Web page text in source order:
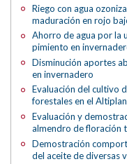
Riego con agua
maduración en rojo
Ahorro de agua por la
pimiento en
Disminución aportes
en invernadero
Evaluación del cultivo
forestales en el
Evaluación y
almendro de floración
Demostración
del aceite de diversas